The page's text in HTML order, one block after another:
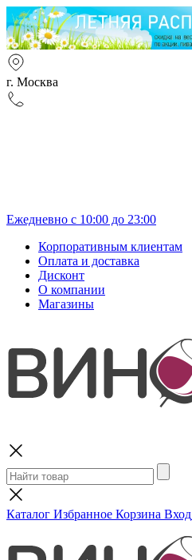
г. Москва
Ежедневно с 10:00 до 23:00
Корпоративным клиентам
Оплата и доставка
Дисконт
О компании
Магазины
Каталог Избранное Корзина Вход